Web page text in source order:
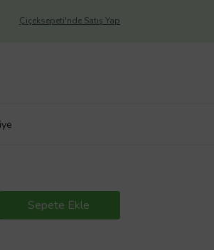
Çiçeksepeti'nde Satış Yap
Sepete Ekle